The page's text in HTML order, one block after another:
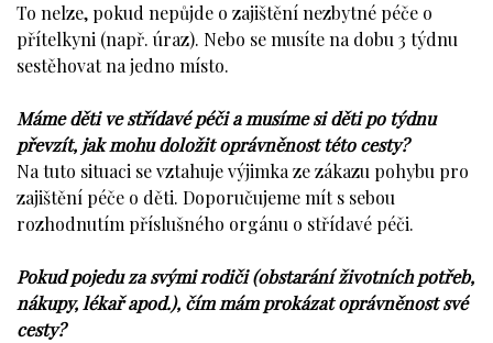
To nelze, pokud nepůjde o zajištění nezbytné péče o
přítelkyni (např. úraz). Nebo se musíte na dobu 3 týdnu
sestěhovat na jedno místo.
Máme děti ve střídavé péči a musíme si děti po týdnu
převzít, jak mohu doložit oprávněnost této cesty?
Na tuto situaci se vztahuje výjimka ze zákazu pohybu pro
zajištění péče o děti. Doporučujeme mít s sebou
rozhodnutím příslušného orgánu o střídavé péči.
Pokud pojedu za svými rodiči (obstarání životních potřeb,
nákupy, lékař apod.), čím mám prokázat oprávněnost své
cesty?